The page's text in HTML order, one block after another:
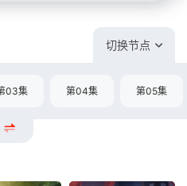
切换节点
03集 第04集 第05集